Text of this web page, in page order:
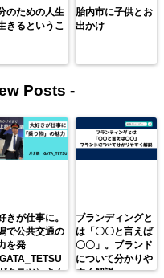
のための人生
きるというこ
胎内市に子供とお
出かけ
Posts -
きが仕事に。
で公共交通の
を発
タテツ）さん
ブランディングと
は「〇〇と言えば
〇〇」。ブランド
について分かりや
すく解説。